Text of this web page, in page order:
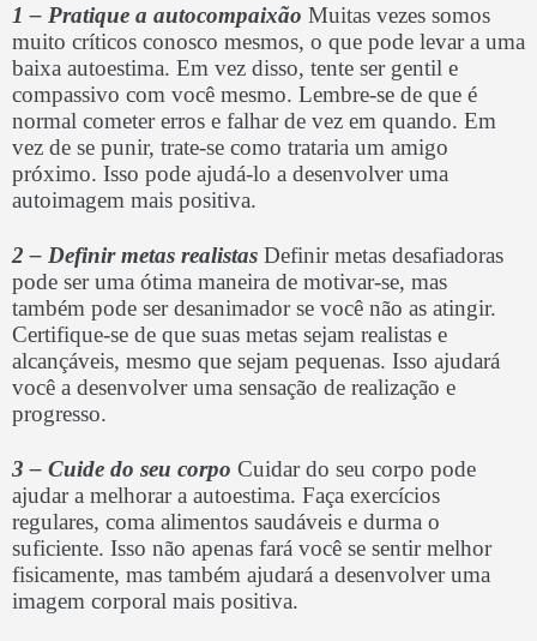
1 – Pratique a autocompaixão Muitas vezes somos
muito críticos conosco mesmos, o que pode levar a uma
baixa autoestima. Em vez disso, tente ser gentil e
compassivo com você mesmo. Lembre-se de que é
normal cometer erros e falhar de vez em quando. Em
vez de se punir, trate-se como trataria um amigo
próximo. Isso pode ajudá-lo a desenvolver uma
autoimagem mais positiva.
2 – Definir metas realistas Definir metas desafiadoras
pode ser uma ótima maneira de motivar-se, mas
também pode ser desanimador se você não as atingir.
Certifique-se de que suas metas sejam realistas e
alcançáveis, mesmo que sejam pequenas. Isso ajudará
você a desenvolver uma sensação de realização e
progresso.
3 – Cuide do seu corpo Cuidar do seu corpo pode
ajudar a melhorar a autoestima. Faça exercícios
regulares, coma alimentos saudáveis e durma o
suficiente. Isso não apenas fará você se sentir melhor
fisicamente, mas também ajudará a desenvolver uma
imagem corporal mais positiva.